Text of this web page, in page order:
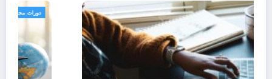
دورات مجانية